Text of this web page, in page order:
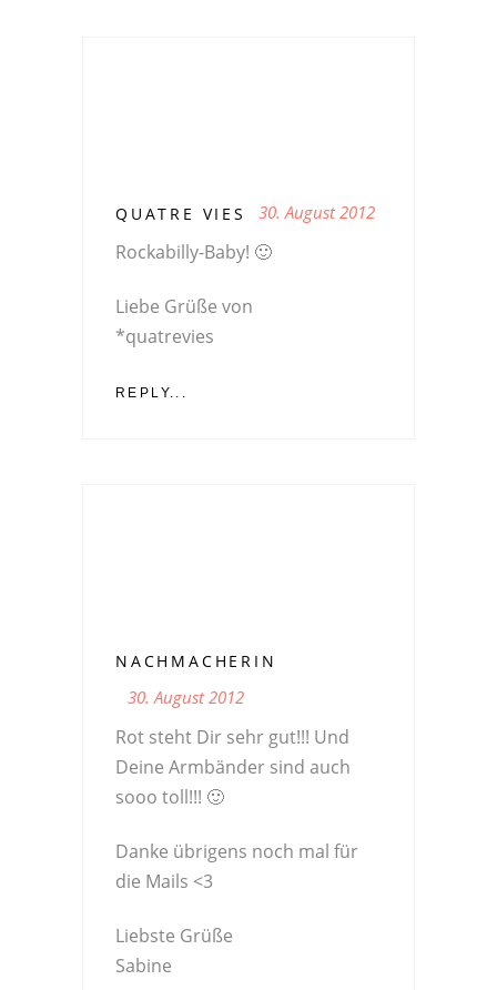
QUATRE VIES 30. August 2012
Rockabilly-Baby! 🙂
Liebe Grüße von
*quatrevies
REPLY...
NACHMACHERIN
30. August 2012
Rot steht Dir sehr gut!!! Und
Deine Armbänder sind auch
sooo toll!!! 🙂
Danke übrigens noch mal für
die Mails <3
Liebste Grüße
Sabine